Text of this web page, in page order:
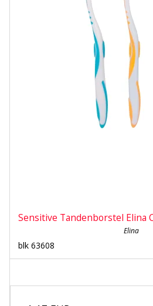
Sensitive Tandenborstel Elina
Elina
blk 63608